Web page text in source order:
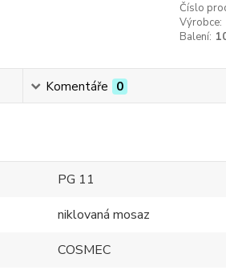
Číslo
Výrobce:
Balení:
Komentáře 0
PG 11
niklovaná mosaz
COSMEC